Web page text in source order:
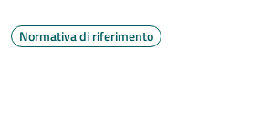
Normativa di riferimento